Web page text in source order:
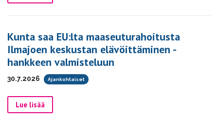
Kunta saa EU:lta maaseuturahoitusta
Ilmajoen keskustan elävöittäminen -
hankkeen valmisteluun
30.7.2026 Ajankohtaiset
Lue lisää